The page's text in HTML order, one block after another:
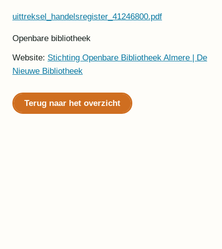
uittreksel_handelsregister_41246800.pdf
Openbare bibliotheek
Website: Stichting Openbare Bibliotheek Almere | De
Nieuwe Bibliotheek
Terug naar het overzicht